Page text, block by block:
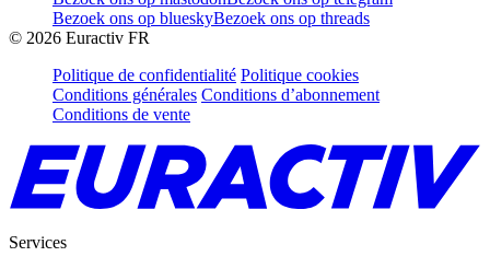
Bezoek ons op blueskyBezoek ons op threads
© 2026 Euractiv FR
Politique de confidentialité Politique cookies
Conditions générales Conditions d’abonnement
Conditions de vente
Services